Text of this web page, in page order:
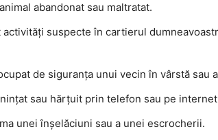
abandonat sau maltratat.
activități suspecte în cartierul
de siguranța unui vecin în vârstă sau
sau hărțuit prin telefon sau pe
unei înșelăciuni sau a unei escrocherii.